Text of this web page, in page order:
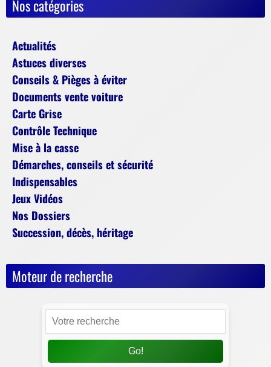
Nos catégories
Actualités
Astuces diverses
Conseils & Pièges à éviter
Documents vente voiture
Carte Grise
Contrôle Technique
Mise à la casse
Démarches, conseils et sécurité
Indispensables
Jeux Vidéos
Nos Dossiers
Succession, décès, héritage
Moteur de recherche
Go!